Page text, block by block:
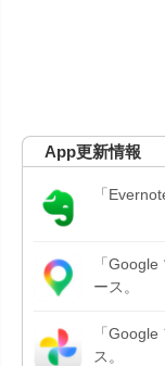
App更新情報
「
「
ース。
「
ス。